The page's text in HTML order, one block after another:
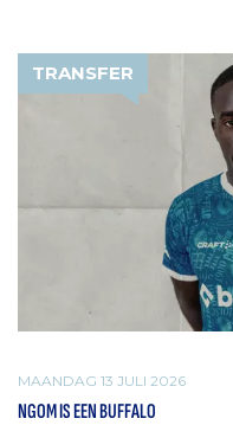
TRANSFER
MAANDAG 13 JULI 2026
NGOM IS EEN BUFFALO